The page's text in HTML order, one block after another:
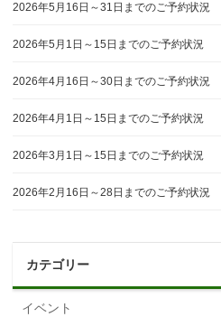
2026年5月16日～31日までのご予約状況
2026年5月1日～15日までのご予約状況
2026年4月16日～30日までのご予約状況
2026年4月1日～15日までのご予約状況
2026年3月1日～15日までのご予約状況
2026年2月16日～28日までのご予約状況
カテゴリー
イベント